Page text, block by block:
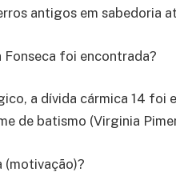
antigos em sabedoria
Fonseca foi encontrada?
a dívida cármica 14 foi
de batismo (Virginia
(motivação)?